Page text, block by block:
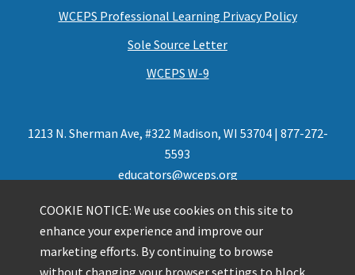
WCEPS Professional Learning Privacy Policy
Sole Source Letter
WCEPS W-9
1213 N. Sherman Ave, #322 Madison, WI 53704 | 877-272-
5593
educators@wceps.org
COOKIE NOTICE: We use cookies on this site to
enhance your experience and improve our
marketing efforts. By continuing to browse